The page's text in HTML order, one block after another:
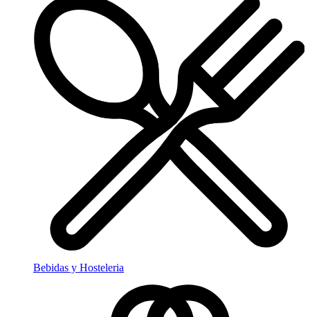
Bebidas y Hosteleria